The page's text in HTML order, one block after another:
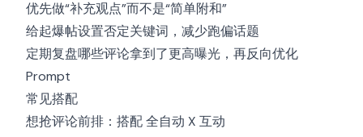
优先做“补充观点”而不是“简单附和”
给起爆帖设置否定关键词，减少跑偏话题
定期复盘哪些评论拿到了更高曝光，再反向优化
Prompt
常见搭配
想抢评论前排：搭配全自动 X 互动